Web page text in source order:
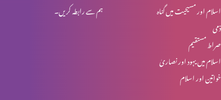
ہم سے رابطہ کریں۔
اسلام اور مسیحیت میں گناہ
ذمی
صراط مستقیم
اسلام میں یہود اور نصاریٰ
خواتین اور اسلام